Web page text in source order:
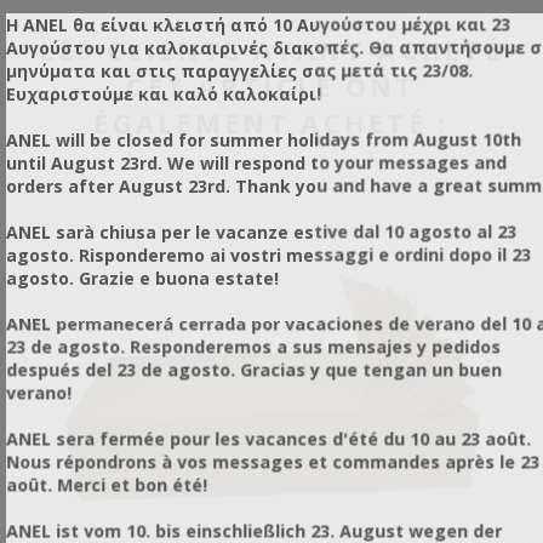
LES CLIENTS AYANT ACHETÉ
CET ARTICLE ONT
Η ANEL θα είναι κλειστή από 10 Αυγούστου μέχρι και 23
Αυγούστου για καλοκαιρινές διακοπές. Θα απαντήσουμε
μηνύματα και στις παραγγελίες σας μετά τις 23/08.
Ευχαριστούμε και καλό καλοκαίρι!
ANEL will be closed for summer holidays from August 10th
until August 23rd. We will respond to your messages and
orders after August 23rd. Thank you and have a great
ANEL sarà chiusa per le vacanze estive dal 10 agosto al 23
agosto. Risponderemo ai vostri messaggi e ordini dopo il 23
agosto. Grazie e buona estate!
ANEL permanecerá cerrada por vacaciones de verano del 10
23 de agosto. Responderemos a sus mensajes y pedidos
después del 23 de agosto. Gracias y que tengan un buen
verano!
ANEL sera fermée pour les vacances d'été du 10 au 23 août.
Nous répondrons à vos messages et commandes après le 23
août. Merci et bon été!
ANEL ist vom 10. bis einschließlich 23. August wegen der